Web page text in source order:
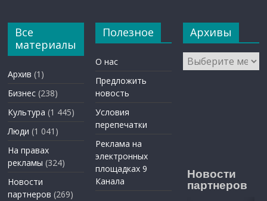
Все
материалы
Архив (1)
Бизнес (238)
Культура (1 445)
Люди (1 041)
На правах
рекламы (324)
Новости
партнеров (269)
Полезное
О нас
Предложить
новость
Условия
перепечатки
Реклама на
электронных
площадках 9
Канала
Архивы
Архивы
Новости
партнеров